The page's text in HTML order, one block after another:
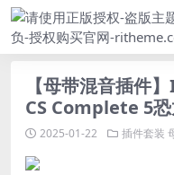
【母带混音插件
CS Complete 5
2025-01-22 插件套装